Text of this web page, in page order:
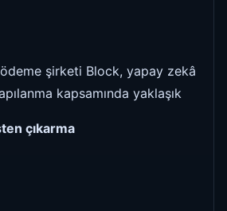
şirketi Block, yapay zekâ
kapsamında yaklaşık
çıkarma